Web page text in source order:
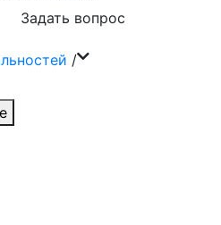
Задать вопрос
/